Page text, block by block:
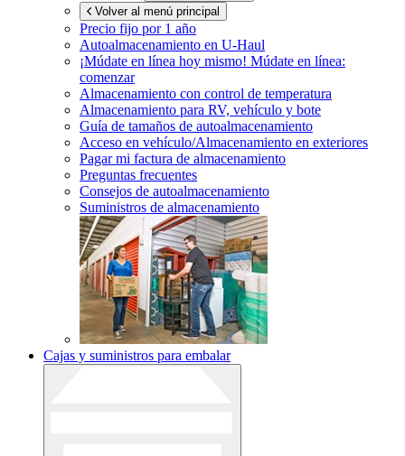
Volver al menú principal
Precio fijo por 1 año
Autoalmacenamiento en U-Haul
¡Múdate en línea hoy mismo! Múdate en línea:
comenzar
Almacenamiento con control de temperatura
Almacenamiento para RV, vehículo y bote
Guía de tamaños de autoalmacenamiento
Acceso en vehículo/Almacenamiento en exteriores
Pagar mi factura de almacenamiento
Preguntas frecuentes
Consejos de autoalmacenamiento
Suministros de almacenamiento
Cajas y suministros para embalar